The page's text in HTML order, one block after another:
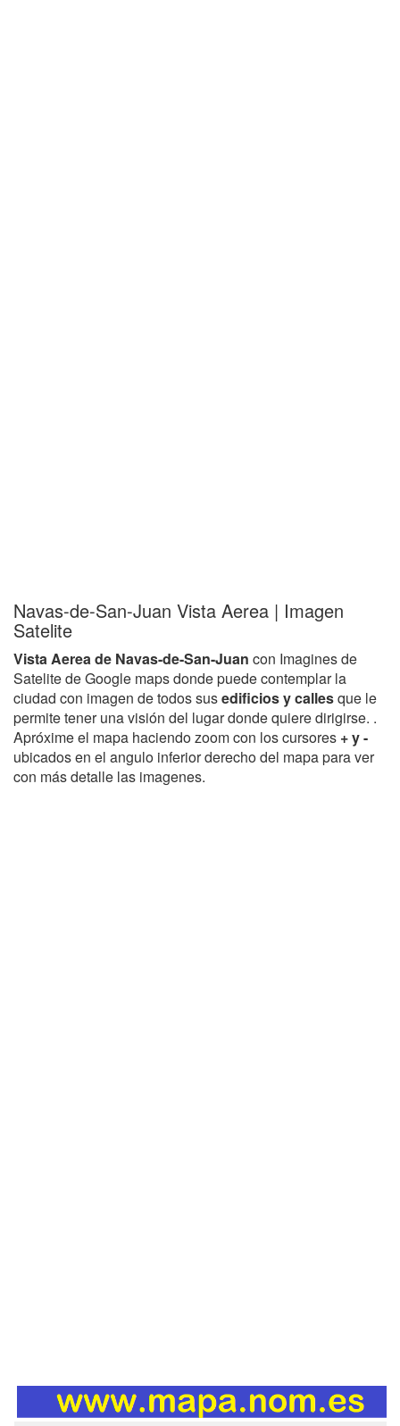
Navas-de-San-Juan Vista Aerea | Imagen
Satelite
Vista Aerea de Navas-de-San-Juan con Imagines de
Satelite de Google maps donde puede contemplar la
ciudad con imagen de todos susedificios y callesque le
permite tener una visión del lugar donde quiere dirigirse. .
Apróxime el mapa haciendo zoom con los cursores + y -
ubicados en el angulo inferior derecho del mapa para ver
con más detalle las imagenes.